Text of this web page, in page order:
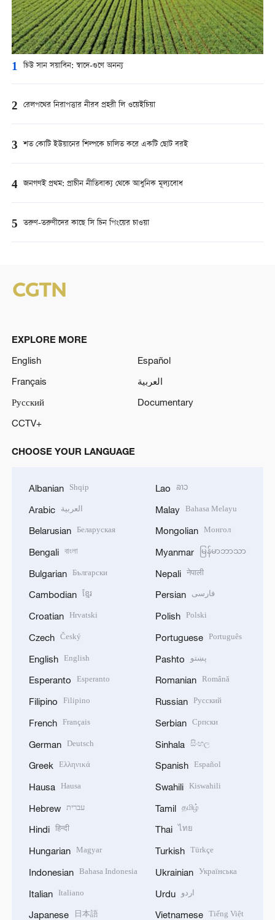
1 চিউ সান সয়াবিন: স্বাদে-গুণে অনন্য
2 রেলপথের নিরাপত্তার নীরব প্রহরী লি ওয়েইচিয়া
3 শত কোটি ইউয়ানের শিল্পকে চালিত করে একটি ছোট বরই
4 জনগণই প্রথম: প্রাচীন নীতিবাক্য থেকে আধুনিক মূল্যবোধ
5 তরুণ-তরুণীদের কাছে সি চিন পিংয়ের চাওয়া
EXPLORE MORE
English
Español
Français
العربية
Русский
Documentary
CCTV+
CHOOSE YOUR LANGUAGE
Albanian Shqip
Arabic العربية
Belarusian Беларуская
Bengali বাংলা
Bulgarian Български
Cambodian ខ្មែរ
Croatian Hrvatski
Czech Český
English English
Esperanto Esperanto
Filipino Filipino
French Français
German Deutsch
Greek Ελληνικά
Hausa Hausa
Hebrew עברית
Hindi हिन्दी
Hungarian Magyar
Indonesian Bahasa Indonesia
Italian Italiano
Japanese 日本語
Lao ລາວ
Malay Bahasa Melayu
Mongolian Монгол
Myanmar မြန်မာဘာသာ
Nepali नेपाली
Persian فارسی
Polish Polski
Portuguese Português
Pashto پښتو
Romanian Română
Russian Русский
Serbian Српски
Sinhala සිංහල
Spanish Español
Swahili Kiswahili
Tamil தமிழ்
Thai ไทย
Turkish Türkçe
Ukrainian Українська
Urdu اردو
Vietnamese Tiếng Việt